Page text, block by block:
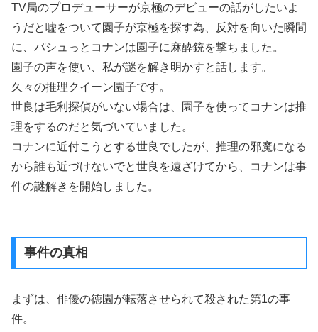
TV局のプロデューサーが京極のデビューの話がしたいよ
うだと嘘をついて園子が京極を探す為、反対を向いた瞬間
に、パシュっとコナンは園子に麻酔銃を撃ちました。
園子の声を使い、私が謎を解き明かすと話します。
久々の推理クイーン園子です。
世良は毛利探偵がいない場合は、園子を使ってコナンは推
理をするのだと気づいていました。
コナンに近付こうとする世良でしたが、推理の邪魔になる
から誰も近づけないでと世良を遠ざけてから、コナンは事
件の謎解きを開始しました。
事件の真相
まずは、俳優の徳園が転落させられて殺された第1の事
件。